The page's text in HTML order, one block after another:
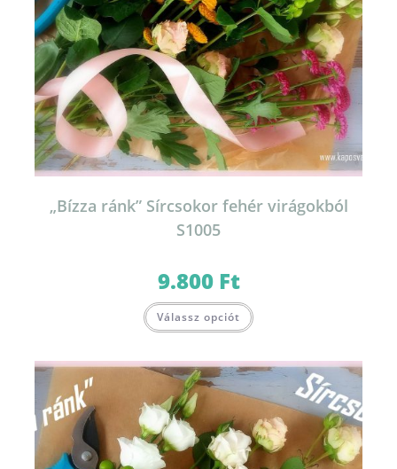
„Bízza ránk” Sírcsokor fehér virágokból
S1005
9.800 Ft
Válassz opciót